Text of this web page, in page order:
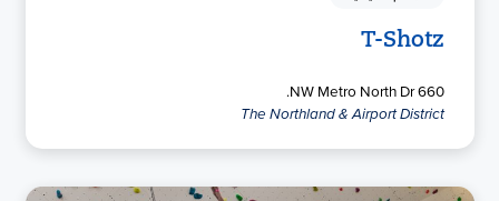
T-Shotz
660 NW Metro North Dr.
The Northland & Airport District